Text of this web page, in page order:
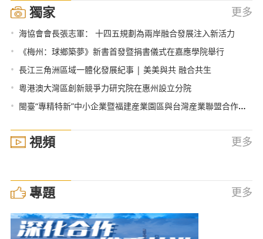
獨家 更多
• 海協會會長張志軍： 十四五規劃為兩岸融合發展注入新活力
• 《梅州：球鄉築夢》新書首發暨捐書儀式在嘉應學院舉行
• 長江三角洲區域一體化發展紀事 | 美美與共 融合共生
• 粵港澳大灣區創新競爭力研究院在惠州設立分院
• 閩臺“專精特新”中小企業暨福建産業園區與台灣産業聯盟合作交流會在廈門舉辦
視頻 更多
專題 更多